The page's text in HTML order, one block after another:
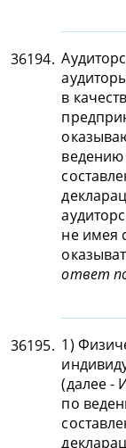
36194.
в
ведению
не имея
ответ
36195. 1)
(далее -
по